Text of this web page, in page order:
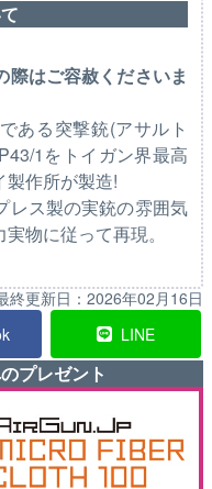
際はご容赦くださいま
ある突撃銃(アサルト
1をトイガン界最高
作所が製造!
レス製の実銃の雰囲気
物に従って再現。
終更新日： 2026年02月16日
LINE
プレゼント